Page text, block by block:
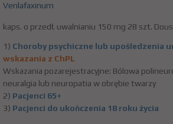
Venlafaxinum
kaps. o przedł. uwalnianiu 150 mg 28 szt.
1) Choroby psychiczne lub upośledzenia
wskazania z ChPL
Wskazania pozarejestracyjne: Bólowa
neuralgia lub neuropatia w obrębie twarzy
2) Pacjenci 65+
3) Pacjenci do ukończenia 18 roku życia